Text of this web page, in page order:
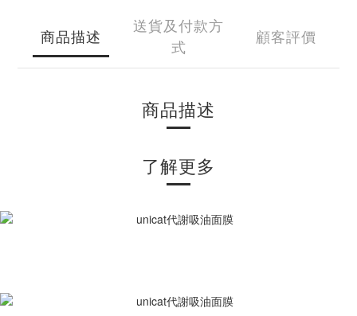
商品描述
送貨及付款方
式
顧客評價
商品描述
了解更多